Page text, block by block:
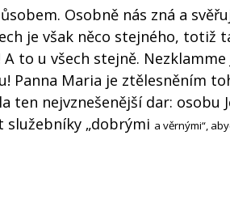
Osobně nás zná a
je však něco stejného, totiž
to u všech stejně.
Panna Maria je ztělesněním
nejvznešenější dar: osobu
služebníky „dobrými a věrnými“,